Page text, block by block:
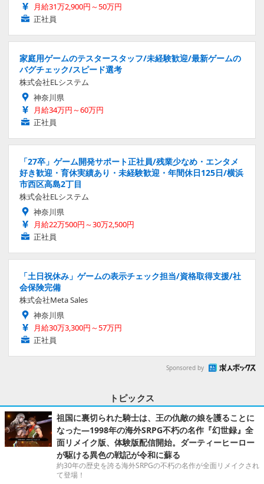
月給31万2,900円～50万円
正社員
家庭用ゲームのテスタースタッフ/未経験歓迎/最新ゲームの
バグチェック/スピード選考
株式会社ELシステム
神奈川県
月給34万円～60万円
正社員
「27卒」ゲーム開発サポート正社員/残業少なめ・エンタメ
好き歓迎・育休実績あり・未経験歓迎・年間休日125日/横浜
市西区高島2丁目
株式会社ELシステム
神奈川県
月給22万500円～30万2,500円
正社員
「土日祝休み」ゲームの表示チェック担当/資格取得支援/社
会保険完備
株式会社Meta Sales
神奈川県
月給30万3,300円～57万円
正社員
Sponsored by
トピックス
祖国に裏切られた騎士は、王の仇敵の娘を護ることに
なった―1998年の海外SRPG不朽の名作『幻世録』全
面リメイク版、体験版配信開始。ダーティーヒーロー
が駆ける異色の戦記が令和に蘇る
約30年の歴史を誇る海外SRPGの不朽の名作が全面リメイクされ
て登場！